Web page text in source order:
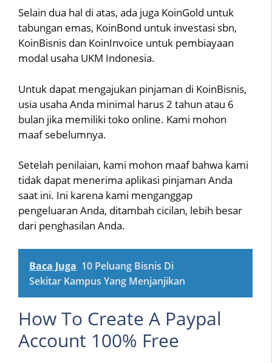
Selain dua hal di atas, ada juga KoinGold untuk
tabungan emas, KoinBond untuk investasi sbn,
KoinBisnis dan KoinInvoice untuk pembiayaan
modal usaha UKM Indonesia.
Untuk dapat mengajukan pinjaman di KoinBisnis,
usia usaha Anda minimal harus 2 tahun atau 6
bulan jika memiliki toko online. Kami mohon
maaf sebelumnya.
Setelah penilaian, kami mohon maaf bahwa kami
tidak dapat menerima aplikasi pinjaman Anda
saat ini. Ini karena kami menganggap
pengeluaran Anda, ditambah cicilan, lebih besar
dari penghasilan Anda.
Baca Juga 10 Peluang Bisnis Di
Sekitar Kampus Yang Menjanjikan
How To Create A Paypal
Account 100% Free